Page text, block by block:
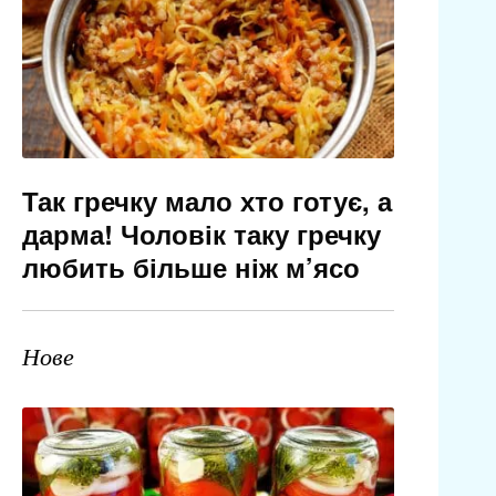
Так гречку мало хто готує, а
дарма! Чоловік таку гречку
любить більше ніж м’ясо
Нове